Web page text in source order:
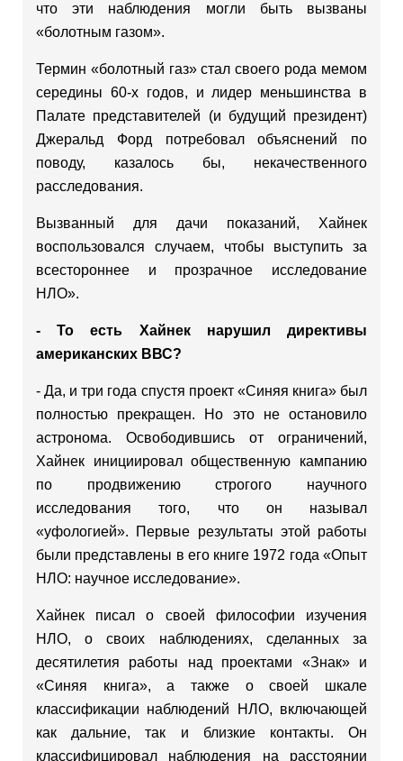
что эти наблюдения могли быть вызваны
«болотным газом».
Термин «болотный газ» стал своего рода мемом
середины 60-х годов, и лидер меньшинства в
Палате представителей (и будущий президент)
Джеральд Форд потребовал объяснений по
поводу, казалось бы, некачественного
расследования.
Вызванный для дачи показаний, Хайнек
воспользовался случаем, чтобы выступить за
всестороннее и прозрачное исследование
НЛО».
- То есть Хайнек нарушил директивы
американских ВВС?
- Да, и три года спустя проект «Синяя книга» был
полностью прекращен. Но это не остановило
астронома. Освободившись от ограничений,
Хайнек инициировал общественную кампанию
по продвижению строгого научного
исследования того, что он называл
«уфологией». Первые результаты этой работы
были представлены в его книге 1972 года «Опыт
НЛО: научное исследование».
Хайнек писал о своей философии изучения
НЛО, о своих наблюдениях, сделанных за
десятилетия работы над проектами «Знак» и
«Синяя книга», а также о своей шкале
классификации наблюдений НЛО, включающей
как дальние, так и близкие контакты. Он
классифицировал наблюдения на расстоянии